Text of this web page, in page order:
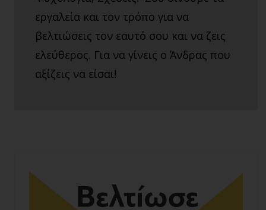
εργαλεία και τον τρόπο για να
βελτιώσεις τον εαυτό σου και να ζεις
ελεύθερος. Για να γίνεις ο Άνδρας που
αξίζεις να είσαι!